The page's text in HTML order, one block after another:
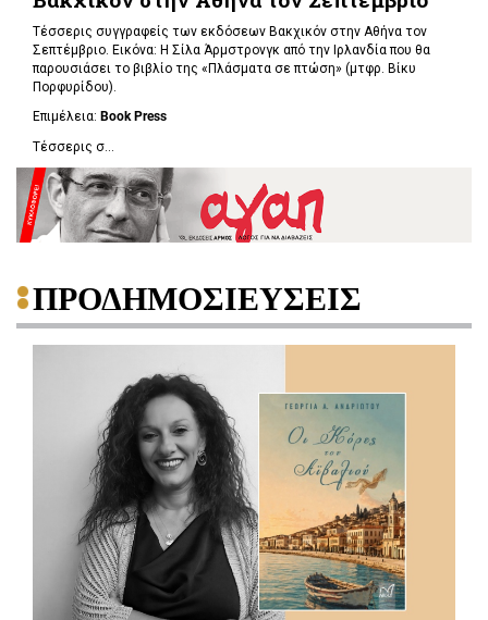
Τέσσερις συγγραφείς των εκδόσεων Βακχικόν στην Αθήνα τον
Σεπτέμβριο. Εικόνα: Η Σίλα Άρμστρονγκ από την Ιρλανδία που θα
παρουσιάσει το βιβλίο της «Πλάσματα σε πτώση» (μτφρ. Βίκυ
Πορφυρίδου).
Επιμέλεια: Book Press
Τέσσερις σ...
ΠΡΟΔΗΜΟΣΙΕΥΣΕΙΣ